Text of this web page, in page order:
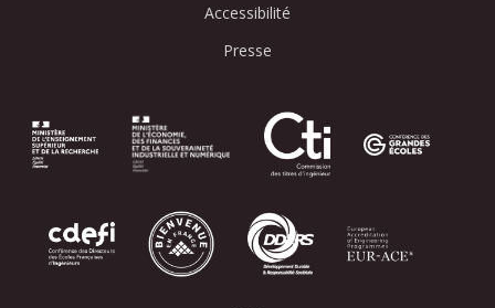
Accessibilité
Presse
Image Image Image
Image Image Image Image